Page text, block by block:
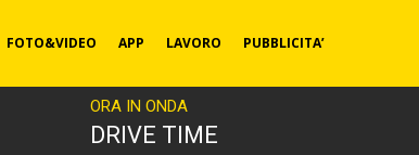
FOTO&VIDEO APP LAVORO PUBBLICITA’
ORA IN ONDA
DRIVE TIME